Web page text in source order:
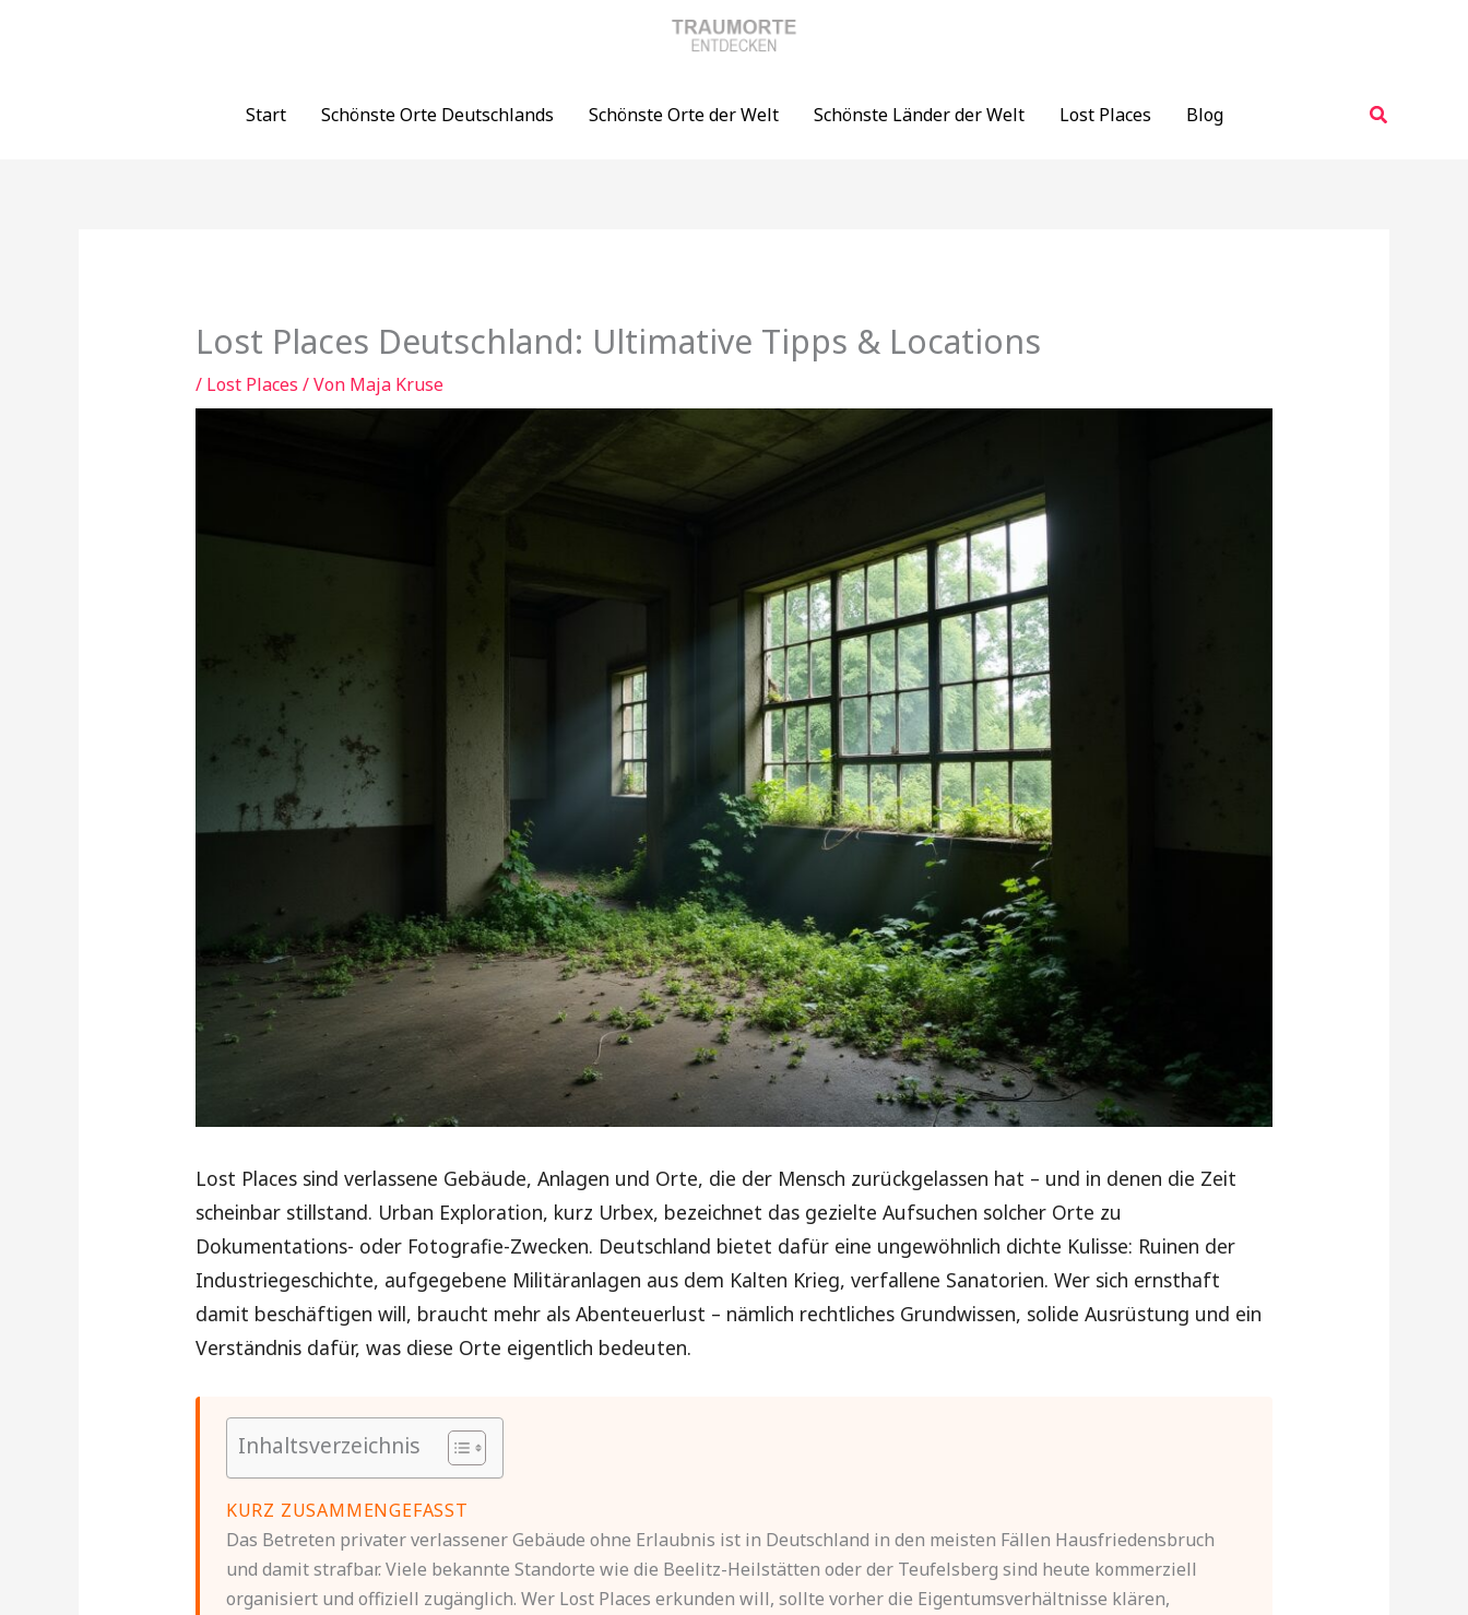
Start
Schönste Orte Deutschlands Schönste Orte der Welt Schönste Länder der Welt Lost Places Blog Suchen
Lost Places Deutschland: Ultimative Tipps & Locations
/ Lost Places / Von Maja Kruse
Lost Places sind verlassene Gebäude, Anlagen und Orte, die der Mensch zurückgelassen hat – und in denen die Zeit
scheinbar stillstand. Urban Exploration, kurz Urbex, bezeichnet das gezielte Aufsuchen solcher Orte zu
Dokumentations- oder Fotografie-Zwecken. Deutschland bietet dafür eine ungewöhnlich dichte Kulisse: Ruinen der
Industriegeschichte, aufgegebene Militäranlagen aus dem Kalten Krieg, verfallene Sanatorien. Wer sich ernsthaft
damit beschäftigen will, braucht mehr als Abenteuerlust – nämlich rechtliches Grundwissen, solide Ausrüstung und ein
Verständnis dafür, was diese Orte eigentlich bedeuten.
Inhaltsverzeichnis
KURZ ZUSAMMENGEFASST
Das Betreten privater verlassener Gebäude ohne Erlaubnis ist in Deutschland in den meisten Fällen Hausfriedensbruch
und damit strafbar. Viele bekannte Standorte wie die Beelitz-Heilstätten oder der Teufelsberg sind heute kommerziell
organisiert und offiziell zugänglich. Wer Lost Places erkunden will, sollte vorher die Eigentumsverhältnisse klären,